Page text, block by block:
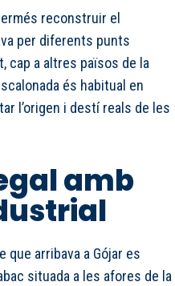
reconstruir el
per diferents punts
cap a altres països de la
és habitual en
l’origen i destí reals de les
amb
que arribava a Gójar es
situada a les afores de la